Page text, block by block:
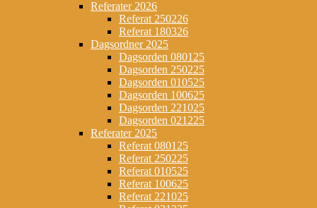
Referater 2026
Referat 250226
Referat 180326
Dagsordner 2025
Dagsorden 080125
Dagsorden 250225
Dagsorden 010525
Dagsorden 100625
Dagsorden 221025
Dagsorden 021225
Referater 2025
Referat 080125
Referat 250225
Referat 010525
Referat 100625
Referat 221025